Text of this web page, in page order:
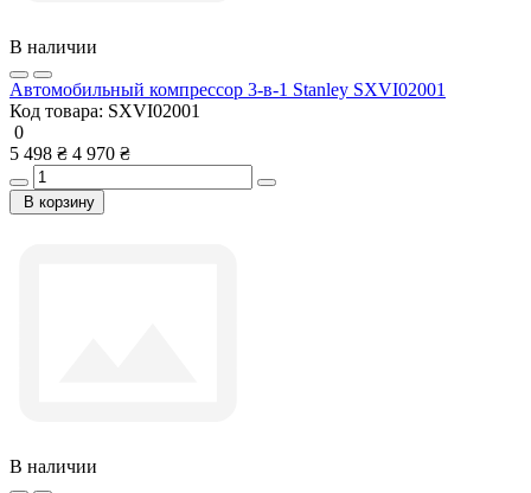
В наличии
Автомобильный компрессор 3-в-1 Stanley SXVI02001
Код товара: SXVI02001
0
5 498 ₴ 4 970 ₴
В корзину
В наличии